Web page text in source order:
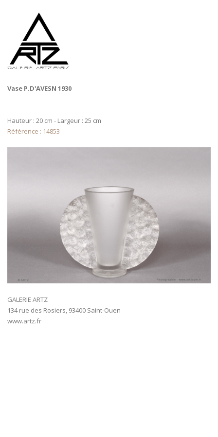
Vase P.D'AVESN 1930
Hauteur : 20 cm - Largeur : 25 cm
Référence : 14853
GALERIE ARTZ
134 rue des Rosiers, 93400 Saint-Ouen
www.artz.fr